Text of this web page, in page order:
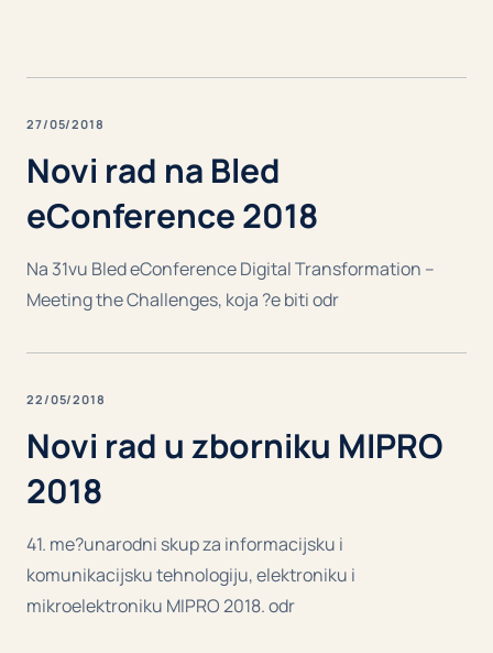
27/05/2018
Novi rad na Bled
eConference 2018
Na 31vu Bled eConference Digital Transformation –
Meeting the Challenges, koja ?e biti odr
22/05/2018
Novi rad u zborniku MIPRO
2018
41. me?unarodni skup za informacijsku i
komunikacijsku tehnologiju, elektroniku i
mikroelektroniku MIPRO 2018. odr